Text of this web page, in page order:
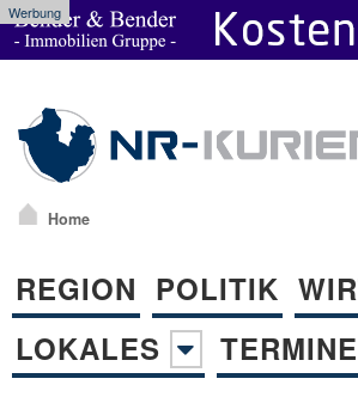
Werbung
Home
REGION POLITIK
LOKALES
TERMINE